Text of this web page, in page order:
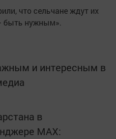
что сельчане ждут их
быть нужным».
и интересным в
в
MАХ: